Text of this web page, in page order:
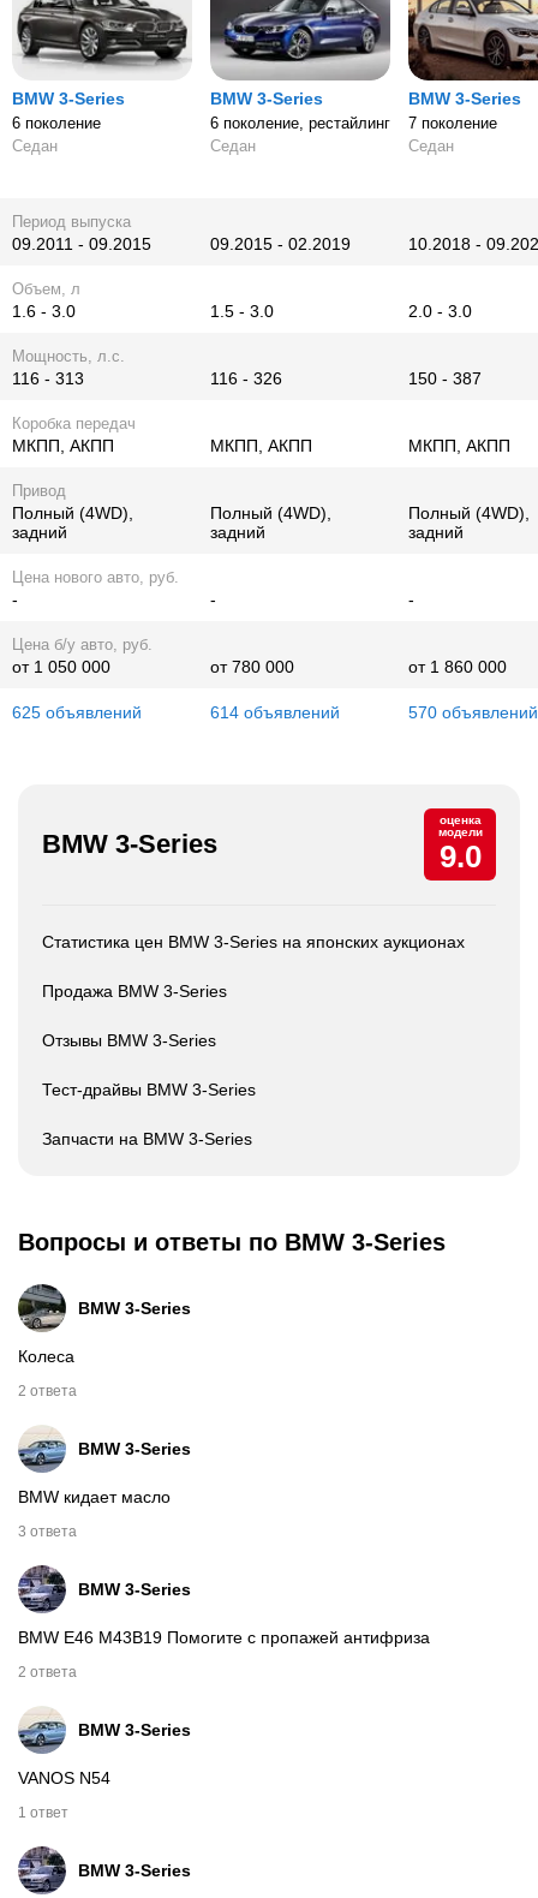
BMW 3-Series
6 поколение
Седан
BMW 3-Series
6 поколение, рестайлинг
Седан
BMW 3-Series
7 поколение
Седан
Период выпуска
09.2011 - 09.2015 09.2015 - 02.2019 10.2018 -
Объем, л
1.6 - 3.0 1.5 - 3.0 2.0 - 3.0
Мощность, л.с.
116 - 313 116 - 326 150 - 387
Коробка передач
МКПП, АКПП МКПП, АКПП МКПП, АКПП
Привод
Полный (4WD),
задний
Полный (4WD),
задний
Полный (4WD),
задний
Цена нового авто, руб.
- - -
Цена б/у авто, руб.
от 1 050 000 от 780 000 от 1 860 000
625 объявлений 614 объявлений 570 объявлений
BMW 3-Series
оценка
модели
9.0
Статистика цен BMW 3-Series на японских аукционах
Продажа BMW 3-Series
Отзывы BMW 3-Series
Тест-драйвы BMW 3-Series
Запчасти на BMW 3-Series
Вопросы и ответы по BMW 3-Series
BMW 3-Series
Колеса
2 ответа
BMW 3-Series
BMW кидает масло
3 ответа
BMW 3-Series
BMW E46 M43B19 Помогите с пропажей антифриза
2 ответа
BMW 3-Series
VANOS N54
1 ответ
BMW 3-Series